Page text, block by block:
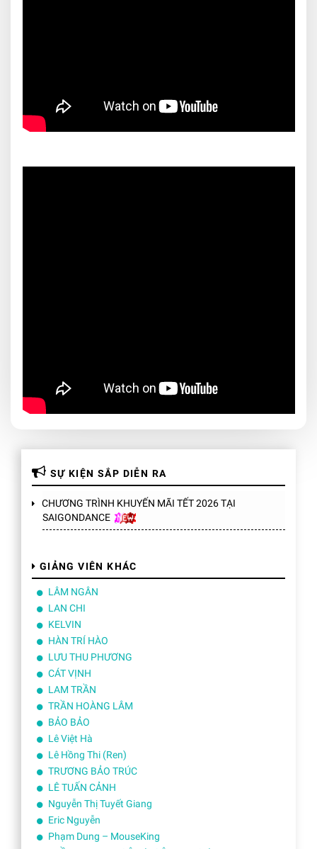
SỰ KIỆN SẮP DIỄN RA
CHƯƠNG TRÌNH KHUYẾN MÃI TẾT 2026 TẠI
SAIGONDANCE
GIẢNG VIÊN KHÁC
LÂM NGÂN
LAN CHI
KELVIN
HÀN TRÍ HÀO
LƯU THU PHƯƠNG
CÁT VỊNH
LAM TRẦN
TRẦN HOÀNG LÂM
BẢO BẢO
Lê Việt Hà
Lê Hồng Thi (Ren)
TRƯƠNG BẢO TRÚC
LÊ TUẤN CẢNH
Nguyễn Thị Tuyết Giang
Eric Nguyễn
Phạm Dung – MouseKing